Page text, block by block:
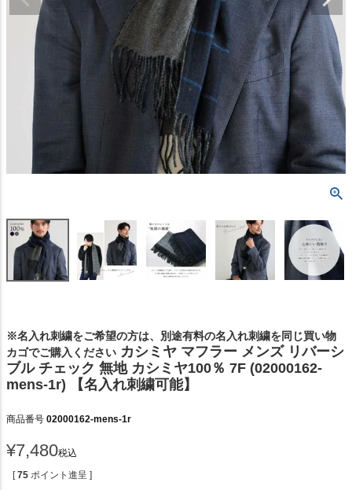
※名入れ刺繍をご希望の方は、別途有料の名入れ刺繍を同じ買い物
カゴでご購入ください カシミヤ マフラー メンズ リバーシ
ブル チェック 無地 カシミヤ100％ 7F (02000162-
mens-1r) 【名入れ刺繍可能】
商品番号 02000162-mens-1r
¥7,480税込
[ 75 ポイント進呈 ]